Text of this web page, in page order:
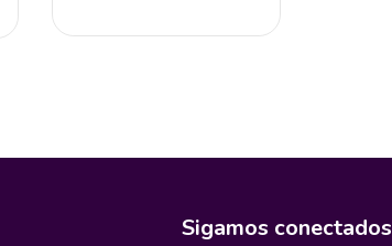
Sigamos conectados